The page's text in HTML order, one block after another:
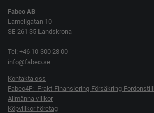
Fabeo AB
Lamellgatan 10
SE-261 35 Landskrona
Tel: +46 10 300 28 00
info@fabeo.se
Kontakta oss
Fabeo4F: -Frakt-Finansiering-Försäkring-
Allmänna villkor
Köpvillkor företag